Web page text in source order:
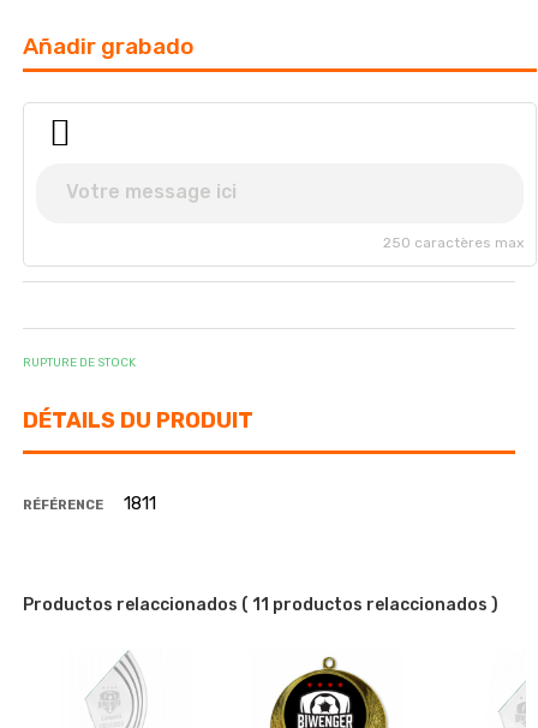
RUPTURE DE STOCK
Añadir grabado
250 caractères max
DÉTAILS DU PRODUIT
RÉFÉRENCE 1811
Productos relaccionados ( 11 productos relaccionados )